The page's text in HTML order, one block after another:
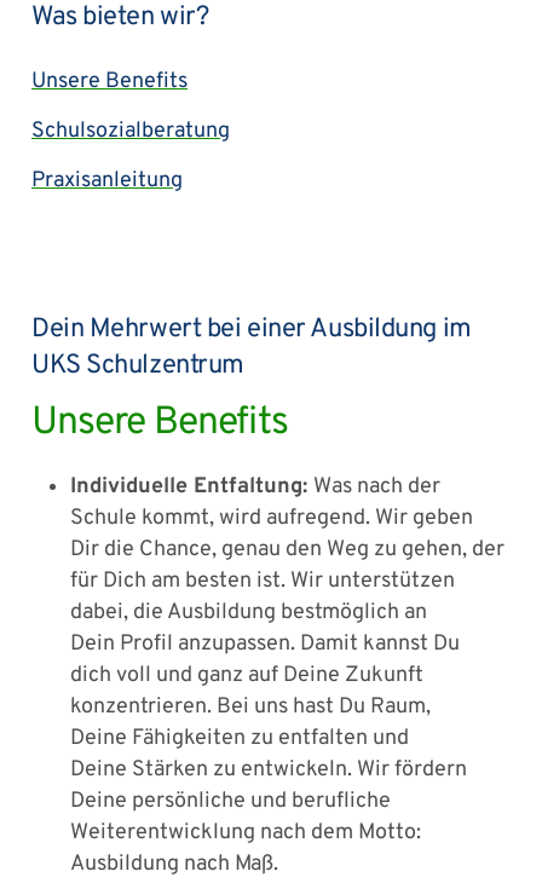
Was bieten wir?
Unsere Benefits
Schulsozialberatung
Praxisanleitung
Dein Mehrwert bei einer Ausbildung im
UKS Schulzentrum
Unsere Benefits
Individuelle Entfaltung: Was nach der
Schule kommt, wird aufregend. Wir geben
Dir die Chance, genau den Weg zu gehen, der
für Dich am besten ist. Wir unterstützen
dabei, die Ausbildung bestmöglich an
Dein Profil anzupassen. Damit kannst Du
dich voll und ganz auf Deine Zukunft
konzentrieren. Bei uns hast Du Raum,
Deine Fähigkeiten zu entfalten und
Deine Stärken zu entwickeln. Wir fördern
Deine persönliche und berufliche
Weiterentwicklung nach dem Motto:
Ausbildung nach Maß.